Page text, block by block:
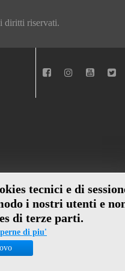
tecnici e di
i nostri utenti e
di terze parti.
di piu'
diritti riservati.